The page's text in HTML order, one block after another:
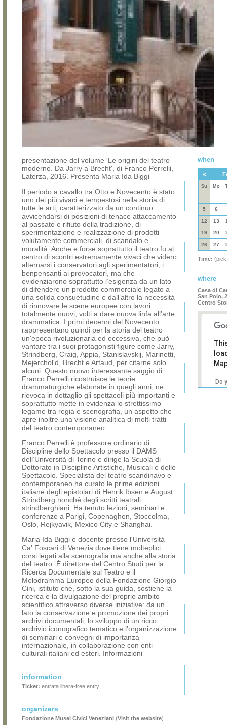
presentazione del volume 'Le origini del teatro
moderno. Da Jarry a Brecht', di Franco Perrelli,
Laterza, 2016. Presenta Maria Ida Biggi
Il periodo a cavallo tra Otto e Novecento è stato
uno dei più vivaci e tempestosi nella storia di
tutte le arti, caratterizzato da un continuo
avvicendarsi di posizioni di tenace attaccamento
al passato e rifiuto della tradizione, di
sperimentazione e realizzazione di prodotti
volutamente commerciali, di scandalo e
moralità. Anche e forse soprattutto il teatro fu al
centro di scontri estremamente vivaci che videro
alternarsi i conservatori agli sperimentatori, i
benpensanti ai provocatori, ma che
evidenziarono soprattutto l’esigenza da un lato
di difendere un prodotto commerciale legato a
una solida consuetudine e dall’altro la necessità
di rinnovare le scene europee con lavori
totalmente nuovi, volti a dare nuova linfa all’arte
drammatica. I primi decenni del Novecento
rappresentano quindi per la storia del teatro
un'epoca rivoluzionaria ed eccessiva, che può
vantare tra i suoi protagonisti figure come Jarry,
Strindberg, Craig, Appia, Stanislavskij, Marinetti,
Mejerchol'd, Brecht e Artaud, per citarne solo
alcuni. Questo nuovo interessante saggio di
Franco Perrelli ricostruisce le teorie
drammaturgiche elaborate in quegli anni, ne
rievoca in dettaglio gli spettacoli più importanti e
soprattutto mette in evidenza lo strettissimo
legame tra regia e scenografia, un aspetto che
apre inoltre una visione analitica di molti tratti
del teatro contemporaneo.
Franco Perrelli è professore ordinario di
Discipline dello Spettacolo presso il DAMS
dell’Università di Torino e dirige la Scuola di
Dottorato in Discipline Artistiche, Musicali e dello
Spettacolo. Specialista del teatro scandinavo e
contemporaneo ha curato le prime edizioni
italiane degli epistolari di Henrik Ibsen e August
Strindberg nonché degli scritti teatrali
strindberghiani. Ha tenuto lezioni, seminari e
conferenze a Parigi, Copenaghen, Stoccolma,
Oslo, Rejkyavik, Mexico City e Shanghai.
Maria Ida Biggi è docente presso l'Università
Ca' Foscari di Venezia dove tiene molteplici
corsi legati alla scenografia ma anche alla storia
del teatro. É direttore del Centro Studi per la
Ricerca Documentale sul Teatro e il
Melodramma Europeo della Fondazione Giorgio
Cini, istituto che, sotto la sua guida, sostiene la
ricerca e la divulgazione del proprio ambito
scientifico attraverso diverse iniziative: da un
lato la conservazione e promozione dei propri
archivi documentali, lo sviluppo di un ricco
archivio iconografico tematico e l’organizzazione
di seminari e convegni di importanza
internazionale, in collaborazione con enti
culturali italiani ed esteri. Informazioni
information
Ticket: entrata libera-free entry
organizers
Fondazione Musei Civici Veneziani (Visit the website)
when
«
Su Mo
5 6
12 13
19 20
26 27
Time:
where
Casa di
San Polo,
Centro
Do